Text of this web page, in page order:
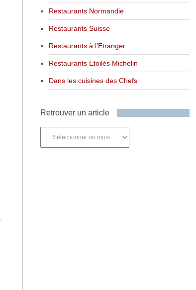
Restaurants Normandie
Restaurants Suisse
Restaurants à l’Etranger
Restaurants Etoilés Michelin
Dans les cuisines des Chefs
Retrouver un article